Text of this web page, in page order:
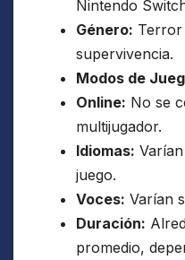
Nintendo
Género:
supervivencia.
Modos de
Online: No se
multijugador.
Idiomas:
juego.
Voces: Varían
Duración:
promedio,